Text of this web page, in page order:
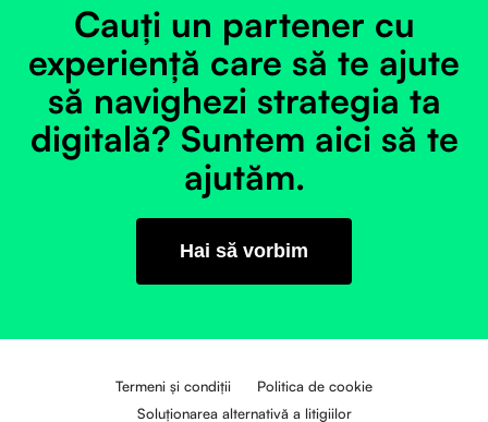
Cauți un partener cu
experiență care să te ajute
să navighezi strategia ta
digitală? Suntem aici să te
ajutăm.
Hai să vorbim
Termeni și condiții
Politica de cookie
Soluționarea alternativă a litigiilor